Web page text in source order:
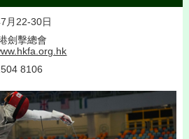
月22-30日
劍擊總會
8106